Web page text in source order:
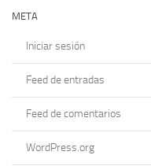
META
Iniciar sesión
Feed de entradas
Feed de comentarios
WordPress.org